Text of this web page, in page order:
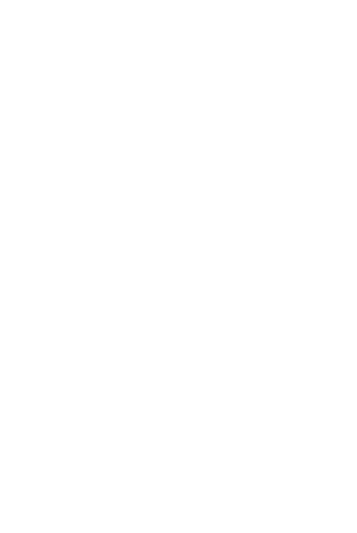
curentul alternativ și transmisia de energie
din toate timpurile.
educative dedicate cititorilor curioși, în
Indiferent dacă vrei să explorezi cine au fost
celebre
despre personalități celebre, evenimente
cu ilustrații, hărți și repere cronologice